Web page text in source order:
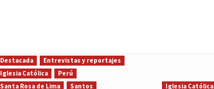
Destacada
Entrevistas y reportajes
Iglesia Católica
Perú
Santa Rosa de Lima
Santos Iglesia Católica